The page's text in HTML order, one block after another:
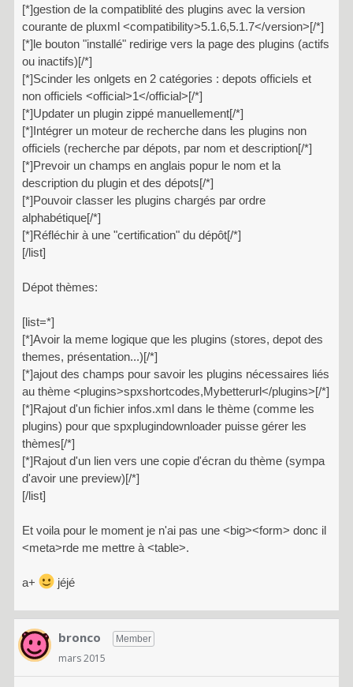
[*]gestion de la compatiblité des plugins avec la version
courante de pluxml <compatibility>5.1.6,5.1.7</version>[/*]
[*]le bouton "installé" redirige vers la page des plugins (actifs
ou inactifs)[/*]
[*]Scinder les onlgets en 2 catégories : depots officiels et
non officiels <official>1</official>[/*]
[*]Updater un plugin zippé manuellement[/*]
[*]Intégrer un moteur de recherche dans les plugins non
officiels (recherche par dépots, par nom et description[/*]
[*]Prevoir un champs en anglais popur le nom et la
description du plugin et des dépots[/*]
[*]Pouvoir classer les plugins chargés par ordre
alphabétique[/*]
[*]Réfléchir à une "certification" du dépôt[/*]
[/list]
Dépot thèmes:
[list=*]
[*]Avoir la meme logique que les plugins (stores, depot des
themes, présentation...)[/*]
[*]ajout des champs pour savoir les plugins nécessaires liés
au thème <plugins>spxshortcodes,Mybetterurl</plugins>[/*]
[*]Rajout d'un fichier infos.xml dans le thème (comme les
plugins) pour que spxplugindownloader puisse gérer les
thèmes[/*]
[*]Rajout d'un lien vers une copie d'écran du thème (sympa
d'avoir une preview)[/*]
[/list]
Et voila pour le moment je n'ai pas une <big><form> donc il
<meta>rde me mettre à <table>.
a+ jéjé
bronco Member
mars 2015